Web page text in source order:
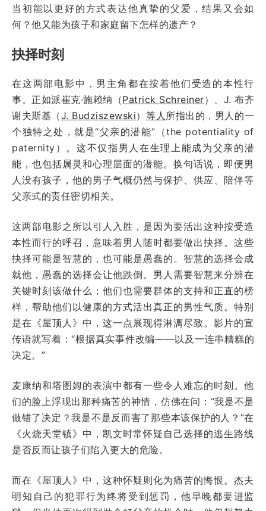
当初能以更好的方式表达他真挚的父爱，结果又会如
何？他又能为孩子和家庭留下怎样的遗产？
抉择时刻
在这两部电影中，男主角都在按着他们受造的本性行
事。正如派崔克·施赖纳（Patrick Schreiner）、J. 布齐
谢夫斯基（J. Budziszewski） 等人 所指出的，男人的一
个独特之处，就是“父亲的潜能”（the potentiality of
paternity）。这不仅指男人在生理上能成为父亲的潜
能，也包括属灵和心理层面的潜能。换句话说，即便男
人没有孩子，他的男子气概仍然与保护、供应、陪伴等
父亲式的责任密切相关。
这两部电影之所以引人入胜，是因为要活出这种按受造
本性而行的呼召，意味着男人随时都要做出抉择。这些
抉择可能是智慧的，也可能是愚蠢的。智慧的选择会成
就他，愚蠢的选择会让他跌倒。男人需要智慧来分辨在
关键时刻该做什么；他们也需要群体的支持和正直的榜
样，帮助他们以健康的方式活出真正的男性气质。特别
是在《屋顶人》中，这一点展现得淋漓尽致。影片的宣
传语就写着：“根据真实事件改编——以及一连串糟糕的
决定。”
麦康纳和塔图姆的表演中都有一些令人难忘的时刻。他
们的脸上浮现出那种痛苦的神情，仿佛在问：“我是不是
做错了决定？我是不是反而害了那些本该保护的人？”在
《火烧天堂镇》中，凯文时常怀疑自己选择的逃生路线
是否反而让孩子们陷入更大的危险。
而在《屋顶人》中，这种怀疑则化为痛苦的悔恨。杰夫
明知自己的犯罪行为终将受到惩罚，他早晚都要进监